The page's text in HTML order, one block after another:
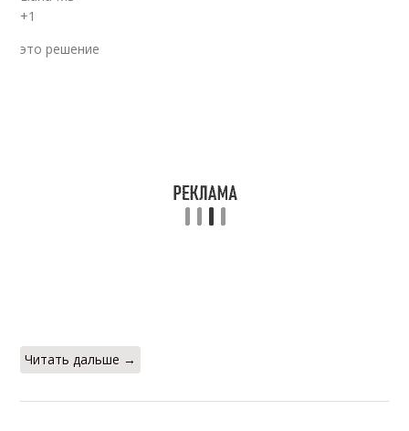
+1
это решение
Читать дальше →